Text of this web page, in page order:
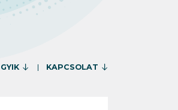
GYIK KAPCSOLAT